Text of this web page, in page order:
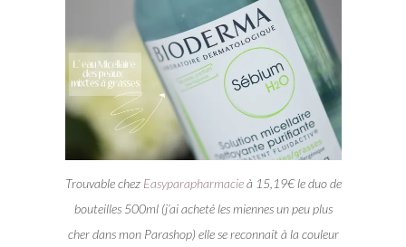
Trouvable chez Easyparapharmacieà 15,19€ le duo de
bouteilles 500ml (j’ai acheté les miennes un peu plus
cher dans mon Parashop) elle se reconnait à la couleur